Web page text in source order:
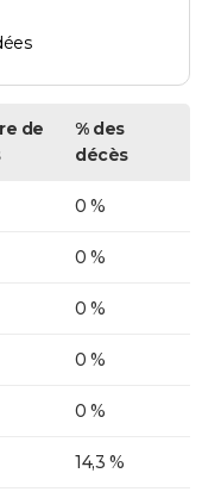
de
% des
décès
0 %
0 %
0 %
0 %
0 %
14,3 %